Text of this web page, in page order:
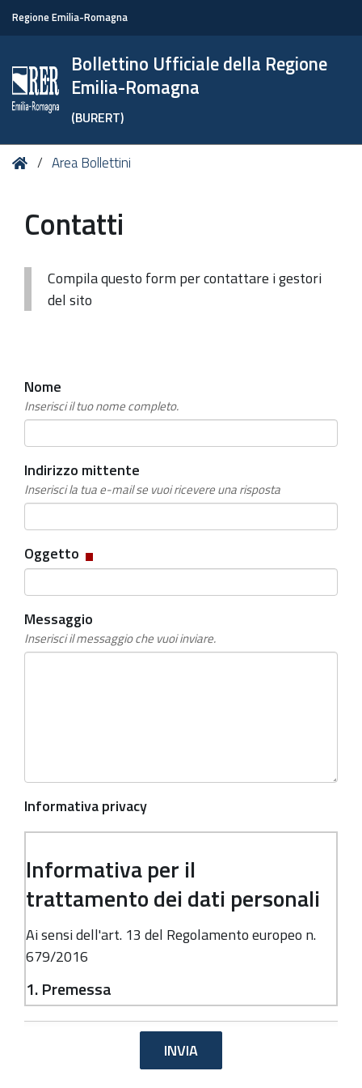
Regione Emilia-Romagna
Bollettino Ufficiale della Regione
Emilia-Romagna
(BURERT)
Tu HomeArea Bollettini
Contatti
Compila questo form per contattare i gestori
del sito
Nome
Inserisci il tuo nome completo.
Indirizzo mittente
Inserisci la tua e-mail se vuoi ricevere una risposta
Oggetto Campo
obbligatorio
Messaggio
Inserisci il messaggio che vuoi inviare.
Informativa privacy
Informativa per il
trattamento dei dati personali
Ai sensi dell'art. 13 del Regolamento europeo n.
679/2016
1. Premessa
Ai sensi dell'art. 13 del Regolamento europeo n.
679/2016, la Giunta della Regione Emilia-
Romagna, in qualità di "Titolare" del